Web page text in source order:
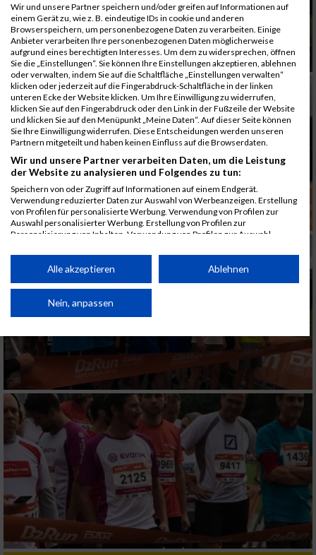
Wir und unsere Partner speichern und/oder greifen auf Informationen auf
einem Gerät zu, wie z. B. eindeutige IDs in cookie und anderen
Browserspeichern, um personenbezogene Daten zu verarbeiten. Einige
Anbieter verarbeiten Ihre personenbezogenen Daten möglicherweise
aufgrund eines berechtigten Interesses. Um dem zu widersprechen, öffnen
Sie die „Einstellungen“. Sie können Ihre Einstellungen akzeptieren, ablehnen
oder verwalten, indem Sie auf die Schaltfläche „Einstellungen verwalten“
klicken oder jederzeit auf die Fingerabdruck-Schaltfläche in der linken
unteren Ecke der Website klicken. Um Ihre Einwilligung zu widerrufen,
klicken Sie auf den Fingerabdruck oder den Link in der Fußzeile der Website
und klicken Sie auf den Menüpunkt „Meine Daten“. Auf dieser Seite können
Sie Ihre Einwilligung widerrufen. Diese Entscheidungen werden unseren
Partnern mitgeteilt und haben keinen Einfluss auf die Browserdaten.
Wir und unsere Partner verarbeiten Daten, um die Leistung
der Website zu analysieren und Folgendes zu tun:
Speichern von oder Zugriff auf Informationen auf einem Endgerät.
Verwendung reduzierter Daten zur Auswahl von Werbeanzeigen. Erstellung
von Profilen für personalisierte Werbung. Verwendung von Profilen zur
Auswahl personalisierter Werbung. Erstellung von Profilen zur
Personalisierung von Inhalten. Verwendung von Profilen zur Auswahl
Performance von Inhalten. Analyse von Zielgruppen durch Statistiken oder
Kombinationen von Daten aus verschiedenen Quellen. Entwicklung und
von Inhalten.
Daten können außerhalb der Europäischen Union weitergegeben und in die
Website/App.
Partnerliste anzeigen (1 IAB-Anbieter)
Wir nutzen Ihre Daten für folgende Zwecke:
IAB-Verarbeitungszwecke:
Speichern von oder Zugriff auf Informationen
auf einem Endgerät
Verwendung reduzierter Daten zur Auswahl
von Werbeanzeigen
Erstellung von Profilen für personalisierte
Werbung
Alle akzeptieren Ablehnen
Nein, anpassen